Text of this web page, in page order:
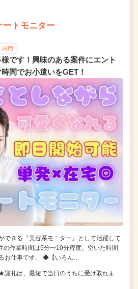
ートモニター
内職
です！興味のある案件にエント
間でお小遣いをGET！
できる『美容系モニター』として活躍して
の作業時間は5分〜10分程度。空いた時間
お仕事です。 ◆【いろん…
礼は、最短で当日のうちに受け取れま